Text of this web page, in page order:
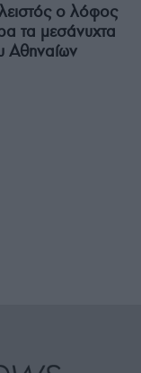
ο λόφος
τα μεσάνυχτα
Αθηναίων